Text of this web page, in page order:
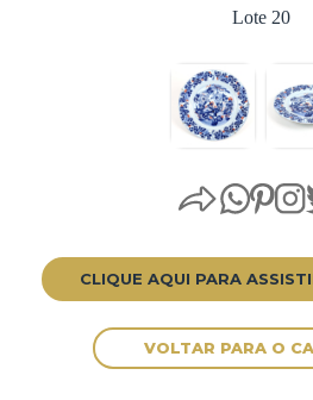
Lote 20
CLIQUE AQUI PARA